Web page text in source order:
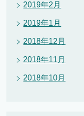
2019年2月
2019年1月
2018年12月
2018年11月
2018年10月